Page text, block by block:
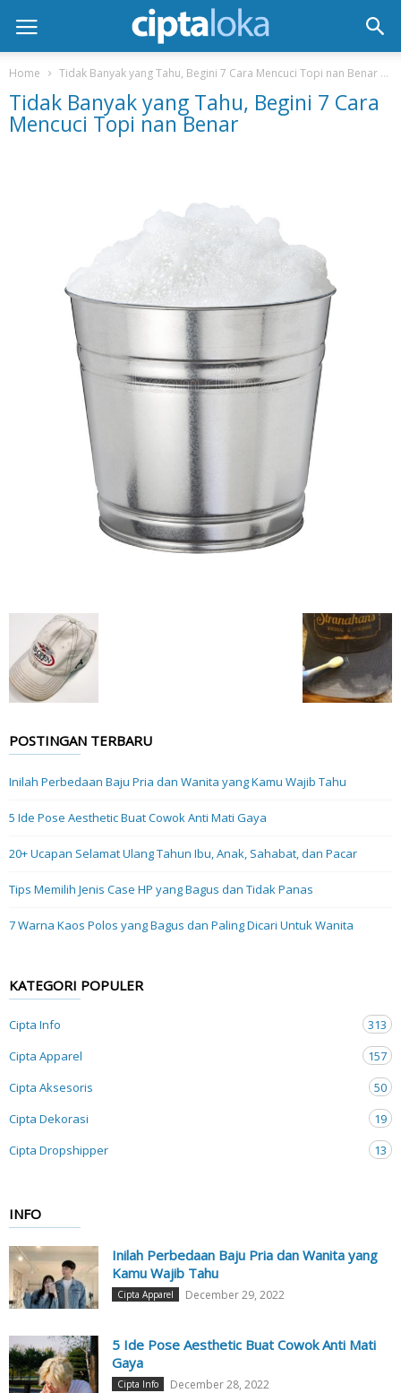
Home Tidak Banyak yang Tahu, Begini 7 Cara Mencuci Topi nan Benar
Tidak Banyak yang Tahu, Begini 7 Cara
Mencuci Topi nan Benar
POSTINGAN TERBARU
Inilah Perbedaan Baju Pria dan Wanita yang Kamu Wajib Tahu
5 Ide Pose Aesthetic Buat Cowok Anti Mati Gaya
20+ Ucapan Selamat Ulang Tahun Ibu, Anak, Sahabat, dan Pacar
Tips Memilih Jenis Case HP yang Bagus dan Tidak Panas
7 Warna Kaos Polos yang Bagus dan Paling Dicari Untuk Wanita
KATEGORI POPULER
Cipta Info
313
Cipta Apparel
157
Cipta Aksesoris
50
Cipta Dekorasi
19
Cipta Dropshipper
13
INFO
Inilah Perbedaan Baju Pria dan Wanita yang
Kamu Wajib Tahu
Cipta Apparel December 29, 2022
5 Ide Pose Aesthetic Buat Cowok Anti Mati
Gaya
Cipta Info December 28, 2022